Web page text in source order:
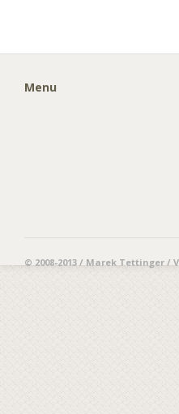
Menu
© 2008-2013 / Marek Tettinger /